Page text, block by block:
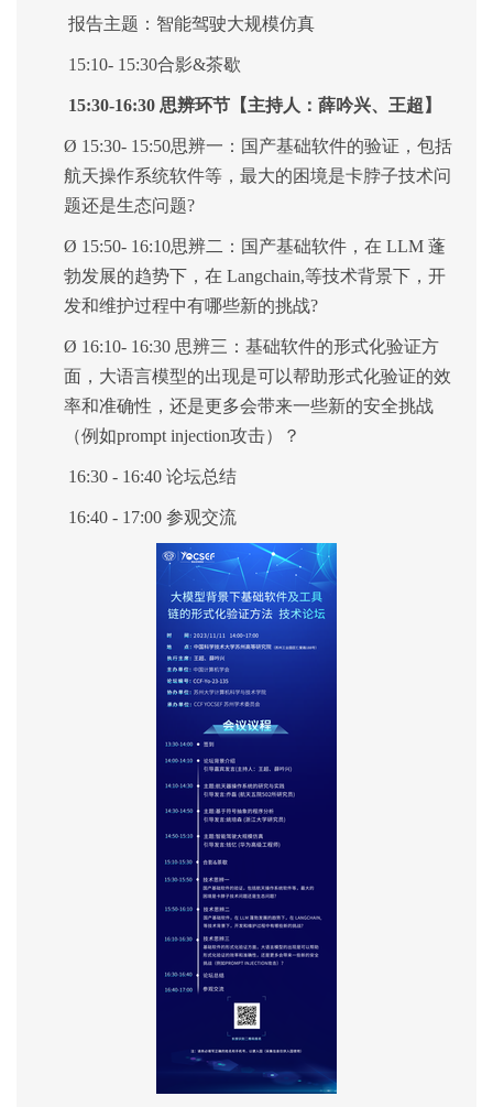
报告主题：智能驾驶大规模仿真
1 5:10- 15:30合影&茶歇
15:30-16:30 思辨环节【主持人：薛吟兴、王超】
Ø 15:30- 15:50思辨一： 国产基础软件的验证，包括
航天操作系统软件等，最大的困境是卡脖子技术问
题还是生态问题?
Ø 15:50- 16:10思辨二：国产基础软件，在 LLM 蓬
勃发展的趋势下，在 Langchain,等技术背景下，开
发和维护过程中有哪些新的挑战?
Ø 16:10- 16:30 思辨三：基础软件的形式化验证方
面，大语言模型的出现是可以帮助形式化验证的效
率和准确性，还是更多会带来一些新的安全挑战
（例如prompt injection攻击）？
16:30 - 16:40 论坛总结
16:40 - 17:00 参观交流